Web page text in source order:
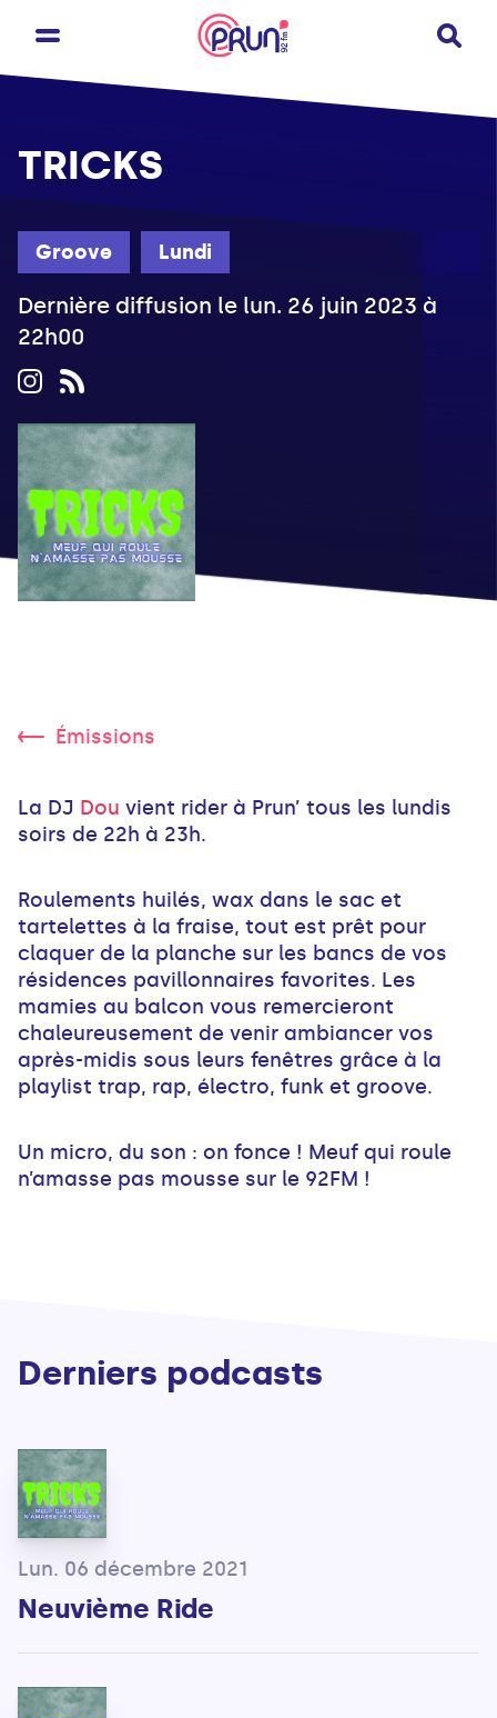
Groove Lundi
TRICKS
Dernière diffusion le lun. 26 juin 2023 à
22h00
Émissions
La DJ Dou vient rider à Prun’ tous les lundis
soirs de 22h à 23h.
Roulements huilés, wax dans le sac et
tartelettes à la fraise, tout est prêt pour
claquer de la planche sur les bancs de vos
résidences pavillonnaires favorites. Les
mamies au balcon vous remercieront
chaleureusement de venir ambiancer vos
après-midis sous leurs fenêtres grâce à la
playlist trap, rap, électro, funk et groove.
Un micro, du son : on fonce ! Meuf qui roule
n’amasse pas mousse sur le 92FM !
Derniers podcasts
Lun. 06 décembre 2021
Neuvième Ride